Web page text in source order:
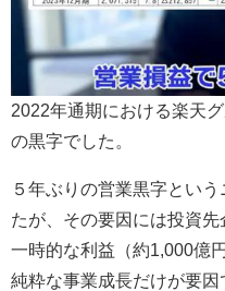
2022年通期における楽天
の黒字でした。
５年ぶりの営業黒字とい
たが、その要因には投資
一時的な利益（約1,000億
純粋な事業成長だけが要